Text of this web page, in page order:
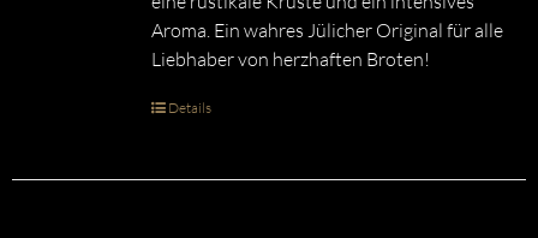
Aroma. Ein wahres Jülicher Original für alle
Liebhaber von herzhaften Broten!
Details